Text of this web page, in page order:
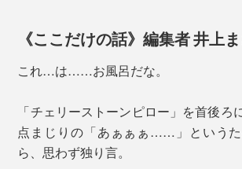
《ここだけの話》編集者 井上ま
これ…は……お風呂だな。
「チェリーストーンピロー」を首後ろ
点まじりの「あぁぁぁ……」という
ら、思わず独り言。